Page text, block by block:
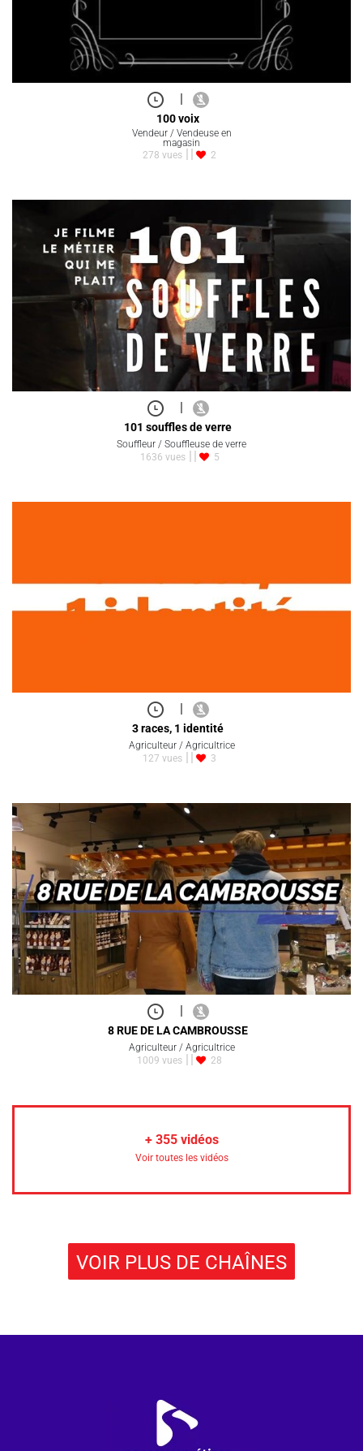
100 voix
Vendeur / Vendeuse en
magasin
278 vues
2
|
101 souffles de verre
Souffleur / Souffleuse de verre
1636 vues
5
3 races, 1 identité
Agriculteur / Agricultrice
127 vues
3
|
8 RUE DE LA CAMBROUSSE
Agriculteur / Agricultrice
1009 vues
28
+ 355vidéos
Voir toutes les vidéos
VOIR PLUS DE CHAÎNES